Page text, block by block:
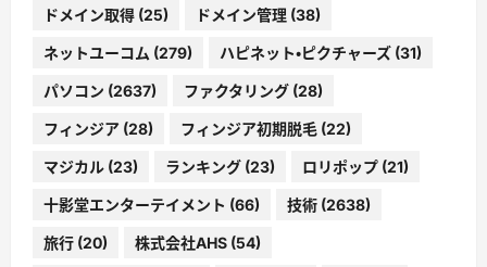
ドメイン取得 (25) ドメイン管理 (38)
ネットユーコム (279) ハピネット・ピクチャーズ (31)
パソコン (2637) ファクタリング (28)
フィンジア (28) フィンジア初期脱毛 (22)
マジカル (23) ランキング (23) ロリポップ (21)
十影堂エンターテイメント (66) 技術 (2638)
旅行 (20) 株式会社AHS (54)